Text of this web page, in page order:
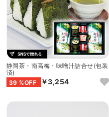
静岡茶・南高梅・味噌汁詰合せ(包装
済)
39 %OFF
￥3,254